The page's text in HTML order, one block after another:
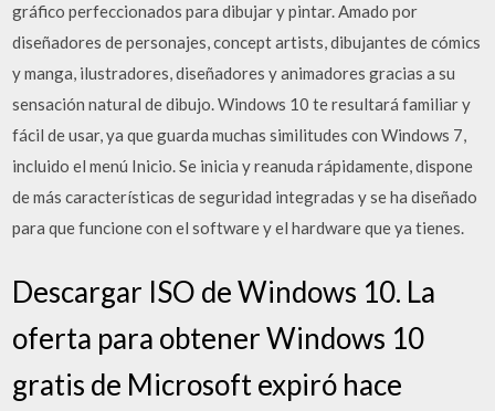
gráfico perfeccionados para dibujar y pintar. Amado por
diseñadores de personajes, concept artists, dibujantes de cómics
y manga, ilustradores, diseñadores y animadores gracias a su
sensación natural de dibujo. Windows 10 te resultará familiar y
fácil de usar, ya que guarda muchas similitudes con Windows 7,
incluido el menú Inicio. Se inicia y reanuda rápidamente, dispone
de más características de seguridad integradas y se ha diseñado
para que funcione con el software y el hardware que ya tienes.
Descargar ISO de Windows 10. La
oferta para obtener Windows 10
gratis de Microsoft expiró hace